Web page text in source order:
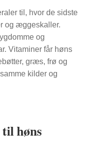
til, hvor de sidste
og æggeskaller.
og
Vitaminer får høns
græs, frø og
kilder og
høns